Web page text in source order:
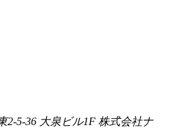
5-36 大泉ビル1F 株式会社ナ